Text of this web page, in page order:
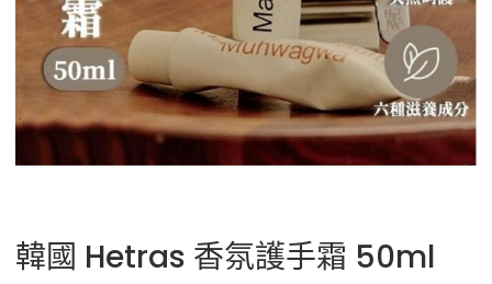
韓國 Hetras 香氛護手霜 50ml